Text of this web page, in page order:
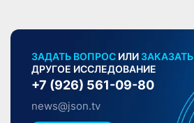
ЗАДАТЬ ВОПРОС ИЛИ ЗАКАЗАТЬ
ДРУГОЕ ИССЛЕДОВАНИЕ
+7 (926) 561-09-80
news@json.tv